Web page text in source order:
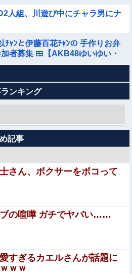
人組、川遊び中にチャラ男にナ
ﾁｬﾝと伊藤百花ﾁｬﾝの 手作りお弁
者募集 🍱【AKB48ゆいゆい・
...
いう女の子のAAサイズのお●ぱ
まが天皇になれないのはSnow
」X民「養子案はSnow Manに
」
場がエロ過ぎる！ヘアヌード写
ア、最高だわ・・・
川上産業、社名を「プチプチ株
か加齢で＊が緩んだのかチョビ
（28）、新店舗に4000万円ク
弱男集団から叩かれてしまうｗ
娘、結構エ●チになっていた
ンキング
記事
士さん、ボクサーをボコって
ブの喧嘩 ガチでヤバい……
愛すぎるカエルさんが話題に
ｗｗ